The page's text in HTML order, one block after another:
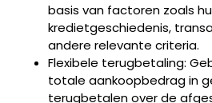
basis van factoren zoals
kredietgeschiedenis,
andere relevante criteria.
Flexibele terugbetaling:
totale aankoopbedrag in
terugbetalen over de